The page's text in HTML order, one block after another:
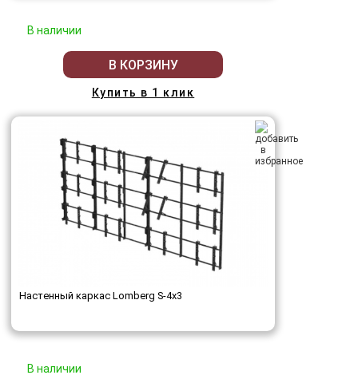
В наличии
В КОРЗИНУ
Купить в 1 клик
Настенный каркас Lomberg S-4х3
В наличии